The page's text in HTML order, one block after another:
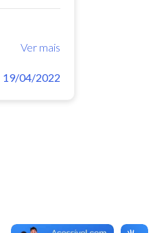
Ver mais
19/04/2022